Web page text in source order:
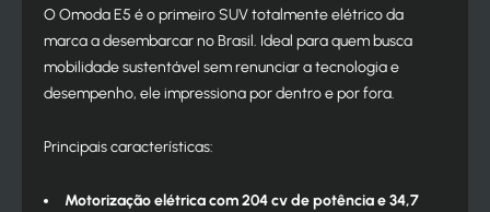
O Omoda E5 é o primeiro SUV totalmente elétrico da
marca a desembarcar no Brasil. Ideal para quem busca
mobilidade sustentável sem renunciar a tecnologia e
desempenho, ele impressiona por dentro e por fora.
Principais características:
Motorização elétrica com 204 cv de potência e 34,7